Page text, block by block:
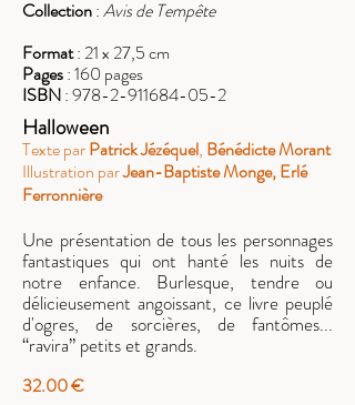
Collection:Avis de Tempête
Format: 21 x 27,5 cm
Pages: 160 pages
ISBN:978-2-911684-05-2
Halloween
Texte parPatrick Jézéquel, Bénédicte Morant
Illustration parJean-Baptiste Monge,Erlé
Ferronnière
Une présentation de tous les personnages
fantastiques qui ont hanté les nuits de
notre enfance. Burlesque, tendre ou
délicieusement angoissant, ce livre peuplé
d'ogres, de sorcières, de fantômes...
“ravira” petits et grands.
32.00 €